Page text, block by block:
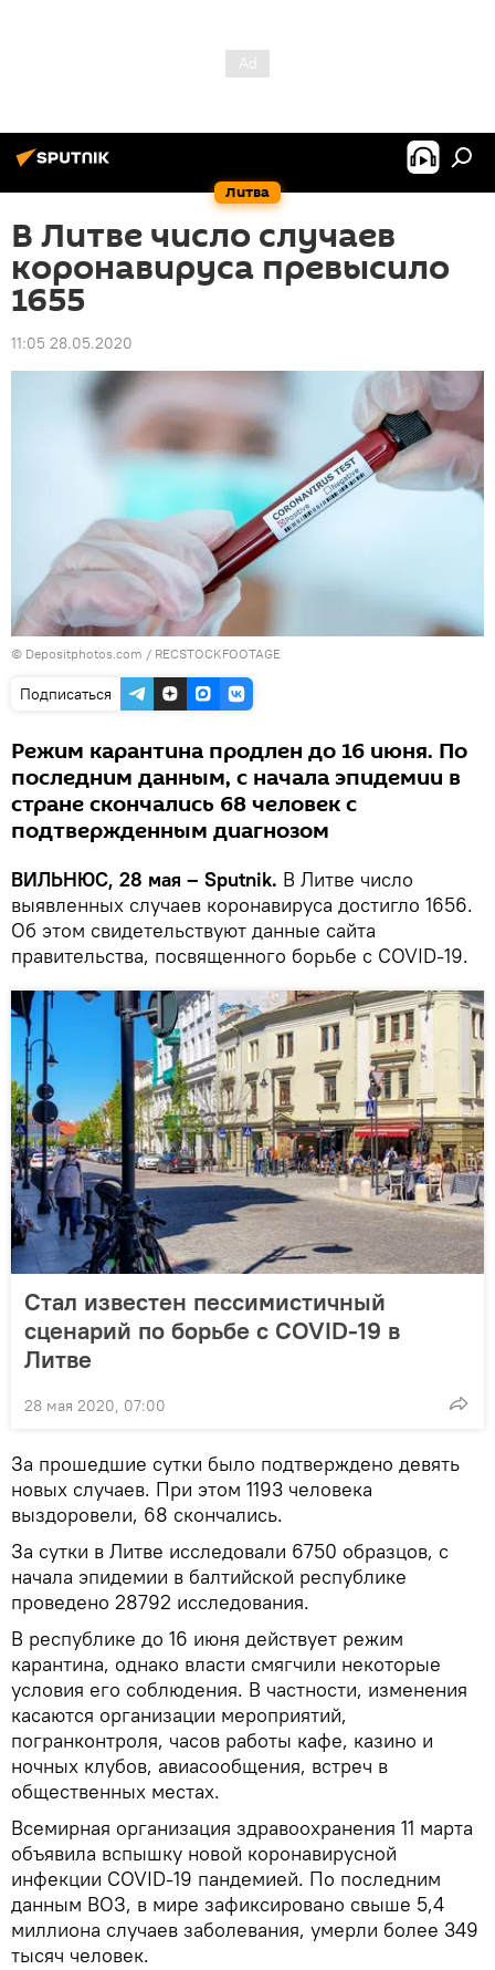
Литва
В Литве число случаев
коронавируса превысило
1655
11:05 28.05.2020
© Depositphotos.com / RECSTOCKFOOTAGE
Подписаться
Режим карантина продлен до 16 июня. По
последним данным, с начала эпидемии в
стране скончались 68 человек с
подтвержденным диагнозом
ВИЛЬНЮС, 28 мая – Sputnik. В Литве число
выявленных случаев коронавируса достигло 1656.
Об этом свидетельствуют данные сайта
правительства, посвященного борьбе с COVID-19.
Стал известен пессимистичный
сценарий по борьбе с COVID-19 в
Литве
28 мая 2020, 07:00
За прошедшие сутки было подтверждено девять
новых случаев. При этом 1193 человека
выздоровели, 68 скончались.
За сутки в Литве исследовали 6750 образцов, с
начала эпидемии в балтийской республике
проведено 28792 исследования.
В республике до 16 июня действует режим
карантина, однако власти смягчили некоторые
условия его соблюдения. В частности, изменения
касаются организации мероприятий,
погранконтроля, часов работы кафе, казино и
ночных клубов, авиасообщения, встреч в
общественных местах.
Всемирная организация здравоохранения 11 марта
объявила вспышку новой коронавирусной
инфекции COVID-19 пандемией. По последним
данным ВОЗ, в мире зафиксировано свыше 5,4
миллиона случаев заболевания, умерли более 349
тысяч человек.